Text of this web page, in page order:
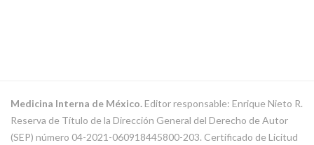
Medicina Interna de México.Editor responsable: Enrique Nieto R.
Reserva de Título de la Dirección General del Derecho de Autor
(SEP) número 04-2021-060918445800-203. Certificado de Licitud